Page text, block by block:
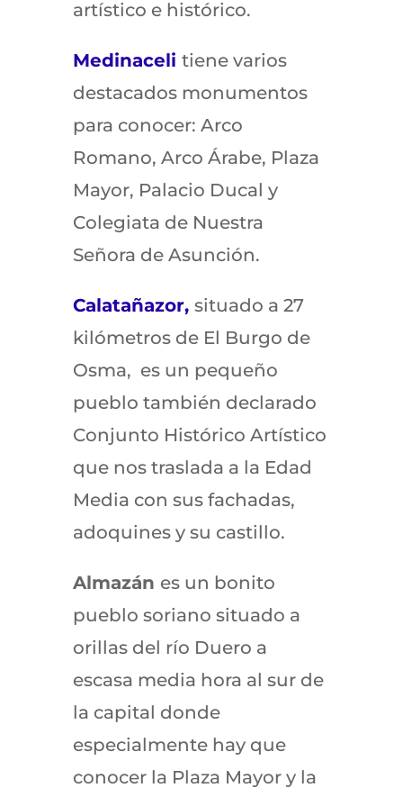
artístico e histórico.
Medinaceli tiene varios
destacados monumentos
para conocer: Arco
Romano, Arco Árabe, Plaza
Mayor, Palacio Ducal y
Colegiata de Nuestra
Señora de Asunción.
Calatañazor, situado a 27
kilómetros de El Burgo de
Osma, es un pequeño
pueblo también declarado
Conjunto Histórico Artístico
que nos traslada a la Edad
Media con sus fachadas,
adoquines y su castillo.
Almazán es un bonito
pueblo soriano situado a
orillas del río Duero a
escasa media hora al sur de
la capital donde
especialmente hay que
conocer la Plaza Mayor y la